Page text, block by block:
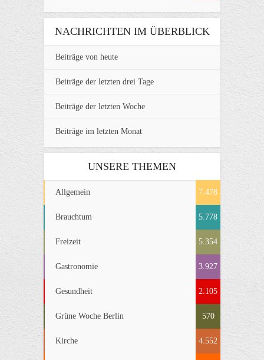
NACHRICHTEN IM ÜBERBLICK
Beiträge von heute
Beiträge der letzten drei Tage
Beiträge der letzten Woche
Beiträge im letzten Monat
UNSERE THEMEN
Allgemein 7.478
Brauchtum 5.778
Freizeit 5.354
Gastronomie 3.927
Gesundheit 2.105
Grüne Woche Berlin 570
Kirche 4.552